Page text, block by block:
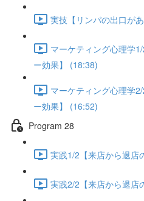
実技【リンパの出口が
マーケティング心理学
ー効果】 (18:38)
マーケティング心理学
ー効果】 (16:52)
Program 28
実践1/2【来店から退店
実践2/2【来店から退店